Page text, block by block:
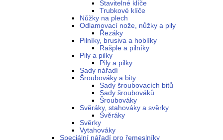
Stavitelné klíče
Trubkové klíče
Nůžky na plech
Odlamovací nože, nůžky a pily
Řezáky
Pilníky, brusiva a hoblíky
Rašple a pilníky
Pily a pilky
Pily a pilky
Sady nářadí
Šroubováky a bity
Sady šroubovacích bitů
Sady šroubováků
Šroubováky
Svěráky, stahováky a svěrky
Svěráky
Svěrky
Vytahováky
Speciální nářadí pro řemeslníky